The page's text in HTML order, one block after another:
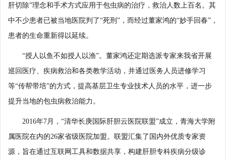
肝切除”理念和手术方式应用于包虫病的治疗，救治人数上百名。其
中不少患者已被当地医院判了“死刑”，而经过董家鸿的“妙手回春”，
患者的生命重新得以延续。
“授人以鱼不如授人以渔”。董家鸿还定期选派专家来我省开展
巡回医疗、疾病救治和各类教学活动，并通过医务人员进修学习
等“传帮带培”的方式，提高基层卫生专业技术人员的水平，进一步
提升当地的包虫病救治能力。
2016年7月，“清华长庚国际肝胆云医院联盟”成立，青海大学附
属医院在内的26家省级医院加盟。联盟汇集了国内外优质专家资
源，旨在通过互联网工具和数据共享，构建肝胆专科疾病分级诊